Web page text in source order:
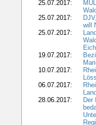
25.07.2017:
25.07.2017:
will
25.07.2017:
19.07.2017:
10.07.2017:
06.07.2017:
28.06.2017:
Der